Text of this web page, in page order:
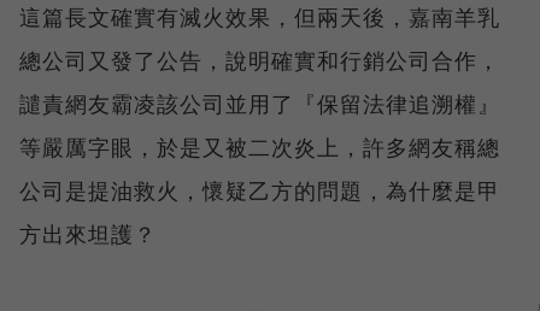
這篇長文確實有滅火效果，但兩天後，嘉南羊乳
總公司又發了公告，說明確實和行銷公司合作，
譴責網友霸凌該公司並用了『保留法律追溯權』
等嚴厲字眼，於是又被二次炎上，許多網友稱總
公司是提油救火，懷疑乙方的問題，為什麼是甲
方出來坦護？